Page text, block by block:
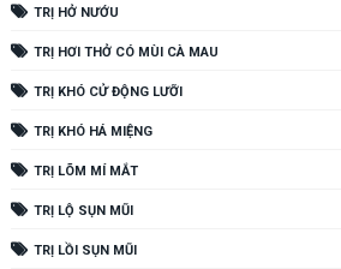
TRỊ HỞ NƯỚU
TRỊ HƠI THỞ CÓ MÙI CÀ MAU
TRỊ KHÓ CỬ ĐỘNG LƯỠI
TRỊ KHÓ HÁ MIỆNG
TRỊ LÕM MÍ MẮT
TRỊ LỘ SỤN MŨI
TRỊ LỒI SỤN MŨI